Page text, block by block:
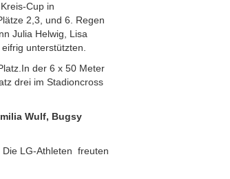
Cup in
2,3, und 6. Regen
Julia Helwig, Lisa
unterstützten.
der 6 x 50 Meter
drei im Stadioncross
Wulf, Bugsy
Die LG-Athleten freuten